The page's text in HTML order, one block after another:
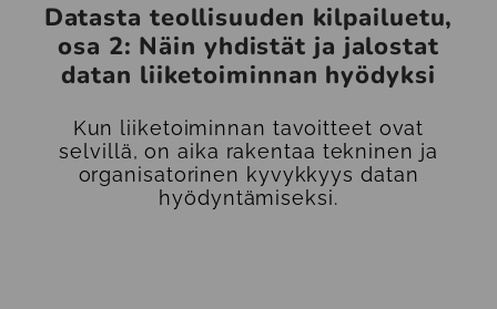
Datasta teollisuuden kilpailuetu,
osa 2: Näin yhdistät ja jalostat
datan liiketoiminnan hyödyksi
Kun liiketoiminnan tavoitteet ovat
selvillä, on aika rakentaa tekninen ja
organisatorinen kyvykkyys datan
hyödyntämiseksi.